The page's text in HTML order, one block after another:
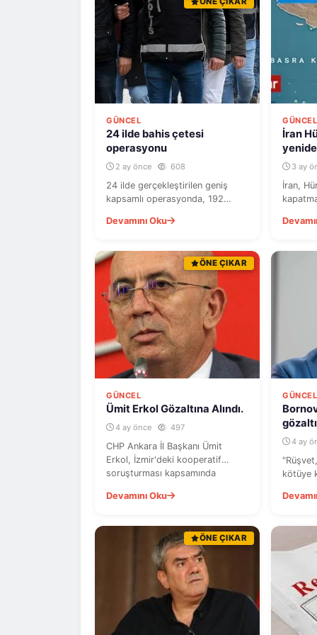
GÜNCEL
24 ilde bahis çetesi
operasyonu
2 ay önce 608
24 ilde gerçekleştirilen geniş
kapsamlı operasyonda, 192
kara para aklama çetesine...
Devamını Oku
GÜNCEL
İran
3 ay
İran,
ÖNE ÇIKAR
GÜNCEL
Ümit Erkol Gözaltına Alındı.
4 ay önce 497
CHP Ankara İl Başkanı Ümit
Erkol, İzmir'deki kooperatif
soruşturması kapsamında
Devamını Oku
GÜNCEL
4 ay
kötüye
ÖNE ÇIKAR